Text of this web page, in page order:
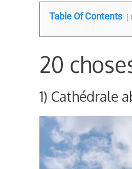
Table Of Contents
20
1) Cathédrale